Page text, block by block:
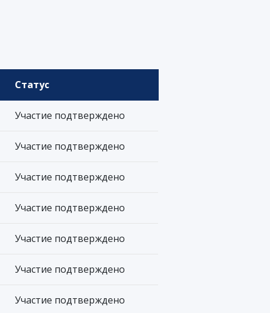
Статус
Участие подтверждено
Участие подтверждено
Участие подтверждено
Участие подтверждено
Участие подтверждено
Участие подтверждено
Участие подтверждено